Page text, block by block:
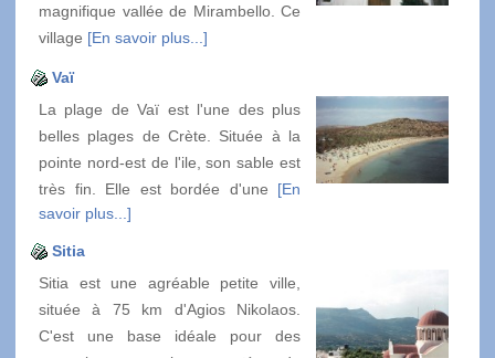
magnifique vallée de Mirambello. Ce
village [En savoir plus...]
Vaï
La plage de Vaï est l'une des plus
belles plages de Crète. Située à la
pointe nord-est de l'ile, son sable est
très fin. Elle est bordée d'une [En
savoir plus...]
Sitia
Sitia est une agréable petite ville,
située à 75 km d'Agios Nikolaos.
C'est une base idéale pour des